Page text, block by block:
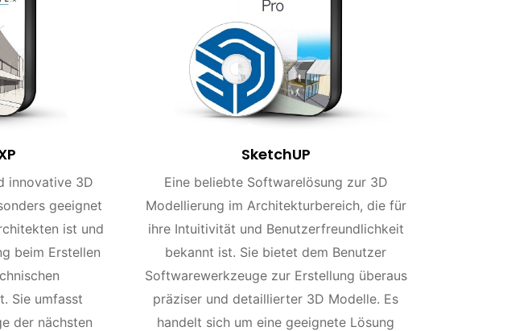
innovative 3D
geeignet
ist und
beim Erstellen
Sie umfasst
der nächsten
SketchUP
Eine beliebte Softwarelösung zur 3D
Modellierung im Architekturbereich, die für
ihre Intuitivität und Benutzerfreundlichkeit
bekannt ist. Sie bietet dem Benutzer
Softwarewerkzeuge zur Erstellung überaus
präziser und detaillierter 3D Modelle. Es
handelt sich um eine geeignete Lösung